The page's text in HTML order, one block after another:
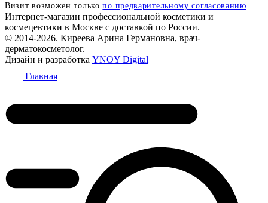
Визит возможен толькопо предварительному согласованию
Интернет-магазин профессиональной косметики и
космецевтики в Москве с доставкой по России.
© 2014-2026. Киреева Арина Германовна, врач-
дерматокосметолог.
Дизайн и разработка YNOY Digital
Главная